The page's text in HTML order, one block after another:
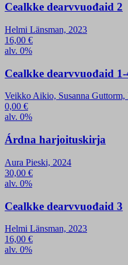
Cealkke dearvvuođaid 2
Helmi Länsman, 2023
16,00 €
alv. 0%
Cealkke dearvvuođaid
Veikko Aikio, Susanna
0,00 €
alv. 0%
Árdna harjoituskirja
Aura Pieski, 2024
30,00 €
alv. 0%
Cealkke dearvvuođaid 3
Helmi Länsman, 2023
16,00 €
alv. 0%